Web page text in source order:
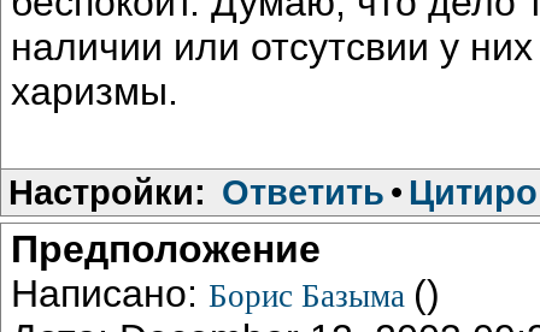
наличии или отсутсвии у
харизмы.
Настройки: Ответить •
Предположение
Написано: Борис Базыма ()